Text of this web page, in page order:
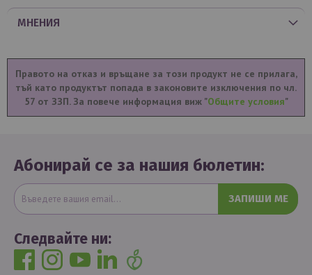
МНЕНИЯ
Правото на отказ и връщане за този продукт не се прилага,
тъй като продуктът попада в законовите изключения по чл.
57 от ЗЗП. За повече информация виж "Общите условия"
Абонирай се за нашия бюлетин:
ЗАПИШИ МЕ
Следвайте ни: